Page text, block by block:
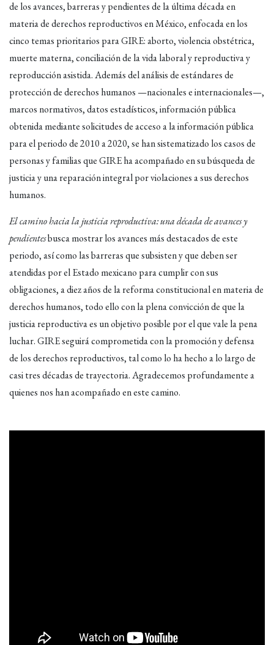
de los avances, barreras y pendientes de la última década en
materia de derechos reproductivos en México, enfocada en los
cinco temas prioritarios para GIRE: aborto, violencia obstétrica,
muerte materna, conciliación de la vida laboral y reproductiva y
reproducción asistida. Además del análisis de estándares de
protección de derechos humanos —nacionales e internacionales—,
marcos normativos, datos estadísticos, información pública
obtenida mediante solicitudes de acceso a la información pública
para el periodo de 2010 a 2020, se han sistematizado los casos de
personas y familias que GIRE ha acompañado en su búsqueda de
justicia y una reparación integral por violaciones a sus derechos
humanos.
El camino hacia la justicia reproductiva: una década de avances y
pendientesbusca mostrar los avances más destacados de este
periodo, así como las barreras que subsisten y que deben ser
atendidas por el Estado mexicano para cumplir con sus
obligaciones, a diez años de la reforma constitucional en materia de
derechos humanos, todo ello con la plena convicción de que la
justicia reproductiva es un objetivo posible por el que vale la pena
luchar. GIRE seguirá comprometida con la promoción y defensa
de los derechos reproductivos, tal como lo ha hecho a lo largo de
casi tres décadas de trayectoria. Agradecemos profundamente a
quienes nos han acompañado en este camino.